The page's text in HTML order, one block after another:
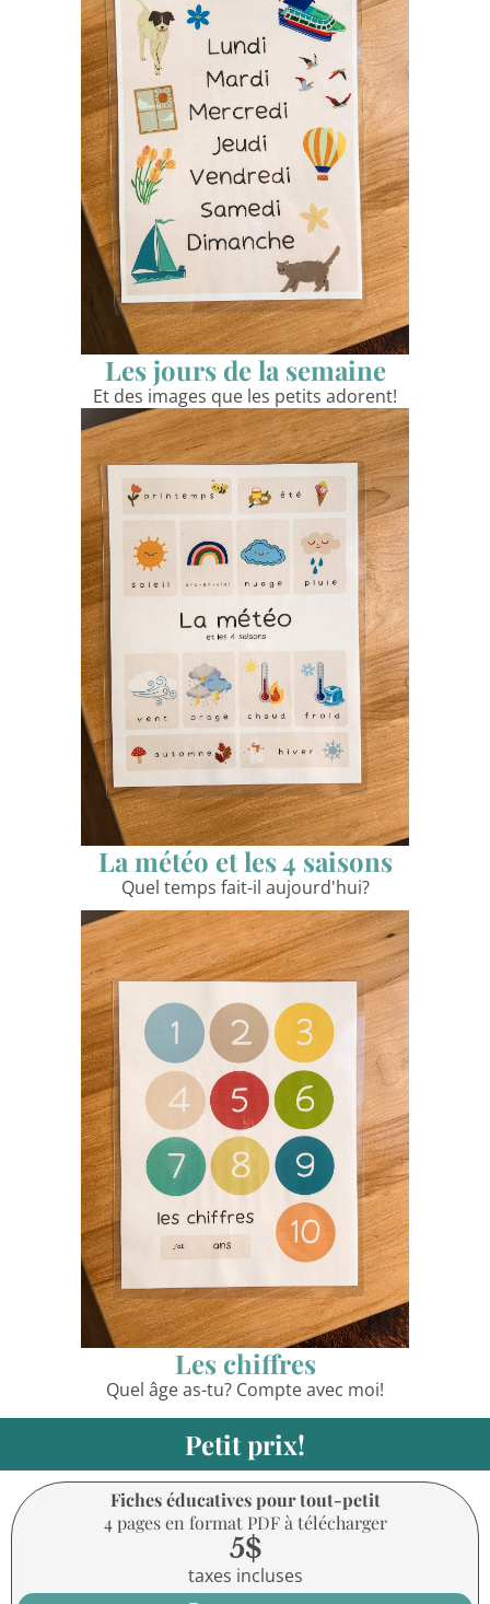
Les jours de la semaine
Et des images que les petits adorent!
La météo et les 4 saisons
Quel temps fait-il aujourd'hui?
Les chiffres
Quel âge as-tu? Compte avec moi!
Petit prix!
Fiches éducatives pour tout-petit
4 pages en format PDF à télécharger
5$
taxes incluses